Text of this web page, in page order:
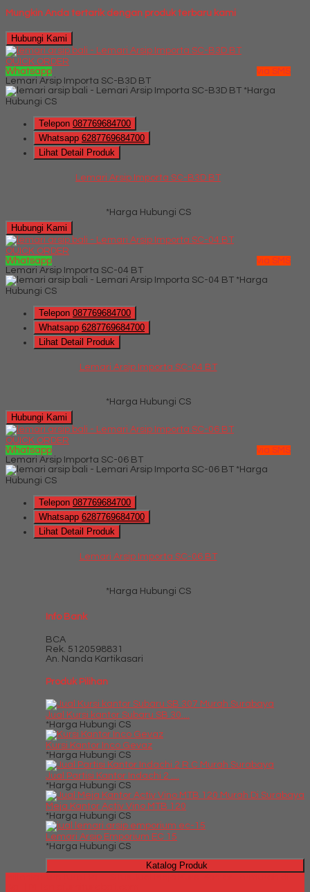
Mungkin Anda tertarik dengan produk terbaru kami
Hubungi Kami
QUICK ORDER
Whatsapp
via SMS
Lemari Arsip Importa SC-B3D BT
*Harga
Hubungi CS
Telepon 087769684700
Whatsapp 6287769684700
Lihat Detail Produk
Lemari Arsip Importa SC-B3D BT
*Harga Hubungi CS
Hubungi Kami
QUICK ORDER
Whatsapp
via SMS
Lemari Arsip Importa SC-04 BT
*Harga
Hubungi CS
Telepon 087769684700
Whatsapp 6287769684700
Lihat Detail Produk
Lemari Arsip Importa SC-04 BT
*Harga Hubungi CS
Hubungi Kami
QUICK ORDER
Whatsapp
via SMS
Lemari Arsip Importa SC-06 BT
*Harga
Hubungi CS
Telepon 087769684700
Whatsapp 6287769684700
Lihat Detail Produk
Lemari Arsip Importa SC-06 BT
*Harga Hubungi CS
Info Bank
BCA
Rek. 5120598831
An. Nanda Kartikasari
Produk Pilihan
Jual Kursi kantor Subaru SB 30....
*Harga Hubungi CS
Kursi Kantor Inco Gevaz
*Harga Hubungi CS
Jual Partisi Kantor Indachi 2 ....
*Harga Hubungi CS
Meja Kantor Activ Vino MTB 120
*Harga Hubungi CS
Lemari Arsip Emporium EC 15
*Harga Hubungi CS
Katalog Produk